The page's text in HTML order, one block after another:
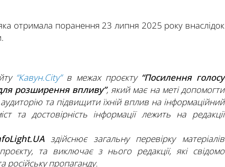
отримала поранення 23 липня 2025 року внаслідок
“Кавун.City” в межах проєкту “Посилення голосу
розширення впливу”, який має на меті допомогти
та підвищити їхній вплив на інформаційний
та достовірність інформації лежить на редакції
здійснює загальну перевірку матеріалів
та виключає з нього редакції, які свідомо
пропаганду.